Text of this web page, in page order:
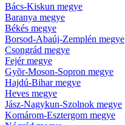
Bács-Kiskun megye
Baranya megye
Békés megye
Borsod-Abaúj-Zemplén megye
Csongrád megye
Fejér megye
Gyõr-Moson-Sopron megye
Hajdú-Bihar megye
Heves megye
Jász-Nagykun-Szolnok megye
Komárom-Esztergom megye